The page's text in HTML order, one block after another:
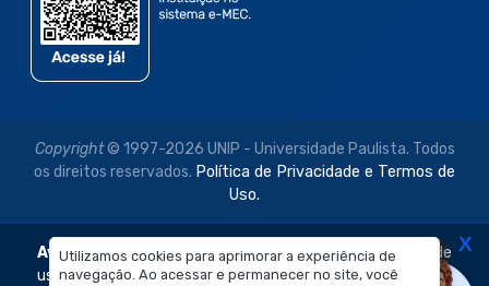
Utilizamos cookies para aprimorar a experiência de
navegação. Ao acessar e permanecer no site, você
Copyright© 1997-2026 UNIP - Universidade Paulista. Todos
os direitos reservados. Política de Privacidade e Termos de
Uso.
Aviso Legal: As imagens disponibilizadas neste site são de
uso exclusivo institucional do Sistema de Ensino Objetivo e
X